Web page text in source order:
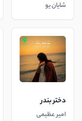
شایان یو
دختر بندر
امیر عظیمی